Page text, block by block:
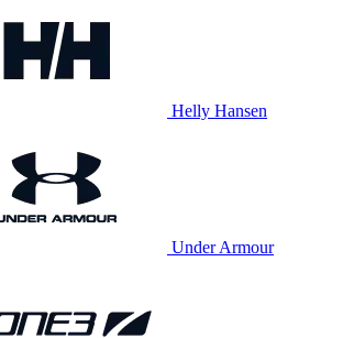
Helly Hansen
Under Armour